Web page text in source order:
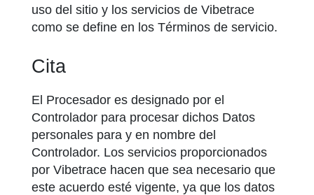
uso del sitio y los servicios de Vibetrace
como se define en los Términos de servicio.
Cita
El Procesador es designado por el
Controlador para procesar dichos Datos
personales para y en nombre del
Controlador. Los servicios proporcionados
por Vibetrace hacen que sea necesario que
este acuerdo esté vigente, ya que los datos